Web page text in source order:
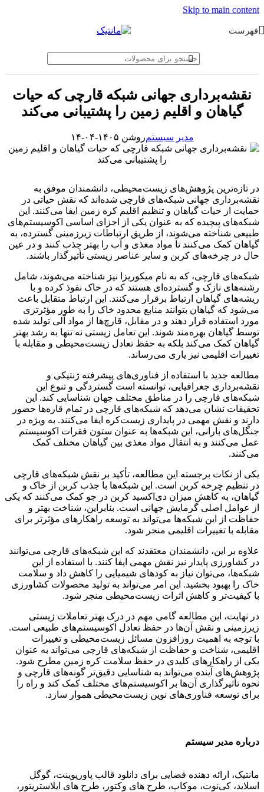
Skip to main content
فهرست
نقشه‌برداری جهانی شبکه قارچی که حیات
گیاهان و اقلیم زمین را پشتیبانی می‌کند
مدیر سیستمروشن ۱۴۰۵-۰۴-۱۴
در تازه‌ترین پژوهش‌های زیست‌محیطی، دانشمندان موفق به
نقشه‌برداری جهانی شبکه‌های قارچی شده‌اند که نقش حیاتی در
حمایت از حیات گیاهان و تنظیم اقلیم کره زمین ایفا می‌کنند. این
شبکه‌های پیچیده که به عنوان یکی از اجزای اساسی اکوسیستم‌های
طبیعی شناخته می‌شوند، از طریق ارتباطات زیرزمینی گسترده، به
گیاهان کمک می‌کنند تا مواد مغذی و آب را بهتر جذب کنند و در عین
حال در چرخه‌های کربن و سایر عناصر زیستی تأثیرگذار باشند.
شبکه‌های قارچی، که به نام میکوریزا نیز شناخته می‌شوند، شامل
رشته‌های نازک و گسترده‌ای هستند که در خاک نفوذ کرده و با
ریشه‌های گیاهان ارتباط برقرار می‌کنند. این ارتباط متقابل باعث
می‌شود که گیاهان بتوانند منابع محدود خاک را به طور مؤثرتری
مورد استفاده قرار دهند و در مقابل، قارچ‌ها از مواد آلی تولید شده
توسط گیاهان بهره‌مند شوند. این تعامل زیستی نه تنها به رشد بهتر
گیاهان کمک می‌کند بلکه به حفظ تعادل زیست‌محیطی و مقابله با
تغییرات اقلیمی نیز یاری می‌رساند.
مطالعه جدید با استفاده از فناوری‌های پیشرفته ژنتیکی و
نقشه‌برداری جغرافیایی، توانسته است گستردگی و تنوع این
شبکه‌های قارچی را در مناطق مختلف جهان شناسایی کند. این
تحقیقات نشان می‌دهد که شبکه‌های قارچی در تمام قاره‌ها حضور
دارند و نقش مهمی در پایداری زیست‌کره ایفا می‌کنند. به ویژه در
جنگل‌های بارانی، این شبکه‌ها به عنوان ستون فقرات اکوسیستم
عمل می‌کنند و به انتقال مواد مغذی بین گیاهان مختلف کمک
می‌کنند.
یکی از نکات برجسته این مطالعه، تأکید بر نقش شبکه‌های قارچی
در تنظیم چرخه کربن است. این شبکه‌ها با جذب کربن از خاک و
گیاهان، به کاهش میزان دی‌اکسید کربن در جو کمک می‌کنند که یکی
از عوامل اصلی گرمایش جهانی است. بنابراین، شناخت بهتر و
حفاظت از این شبکه‌ها می‌تواند به توسعه راهکارهای مؤثرتر برای
مقابله با تغییرات اقلیمی منجر شود.
علاوه بر این، دانشمندان معتقدند که این شبکه‌های قارچی می‌توانند
در کشاورزی پایدار نیز نقش مهمی ایفا کنند. با استفاده از این
شبکه‌ها، می‌توان نیاز به کودهای شیمیایی را کاهش داد و سلامت
خاک را بهبود بخشید. این امر می‌تواند به تولید محصولات کشاورزی
با کیفیت‌تر و کاهش اثرات زیست‌محیطی منجر شود.
در نهایت، این مطالعه گامی مهم در درک بهتر تعاملات زیستی
زیرزمینی و نقش آن‌ها در حفظ تعادل اکوسیستم‌های طبیعی است.
با توجه به اهمیت روزافزون مسائل زیست‌محیطی و تغییرات
اقلیمی، شناخت و حفاظت از شبکه‌های قارچی می‌تواند به عنوان
یکی از راهکارهای کلیدی در حفظ سلامت کره زمین مطرح شود.
پژوهش‌های آینده می‌تواند به شناسایی دقیق‌تر گونه‌های قارچی و
نحوه تأثیرگذاری آن‌ها بر اکوسیستم‌های مختلف کمک کند و راه را
برای توسعه فناوری‌های نوین زیست‌محیطی هموار سازد.
درباره مدیر سیستم
مانتیک، ارائه دهنده فضایی برای دانلود قالب پاورپوینت، گوگل
اسلاید، کی‌نوت، موکاپ، طرح های وکتور، طرح های ایلاستریتور،